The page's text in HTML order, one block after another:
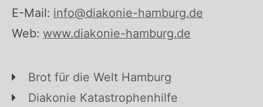
E-Mail: info@diakonie-hamburg.de
Web: www.diakonie-hamburg.de
Brot für die Welt Hamburg
Diakonie Katastrophenhilfe